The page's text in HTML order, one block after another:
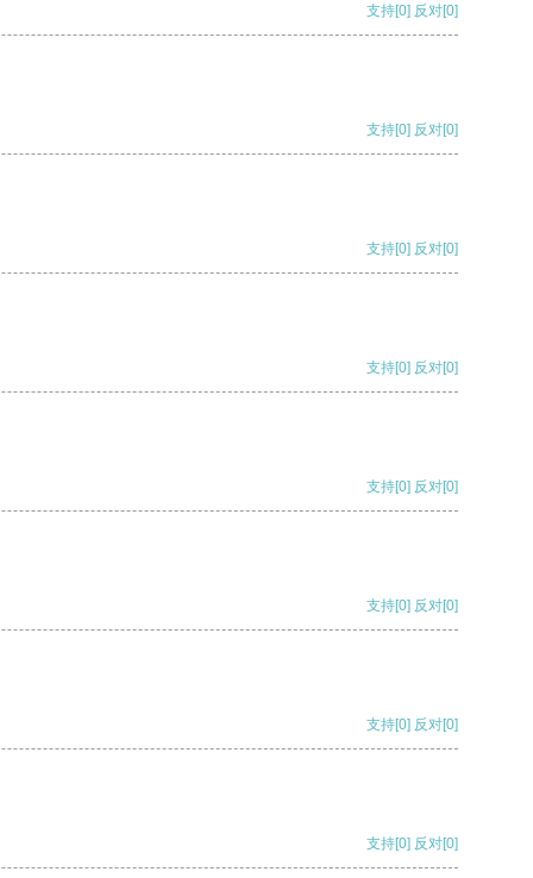
支持[0] 反对[0]
支持[0] 反对[0]
支持[0] 反对[0]
支持[0] 反对[0]
支持[0] 反对[0]
支持[0] 反对[0]
支持[0] 反对[0]
支持[0] 反对[0]